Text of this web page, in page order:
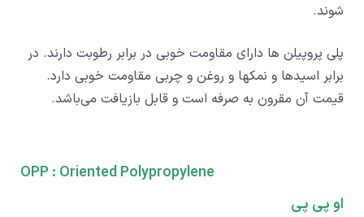
شوند.
پلی پروپیلن ها دارای مقاومت خوبی در برابر رطوبت دارند. در
برابر اسیدها و نمکها و روغن و چربی مقاومت خوبی دارد.
قیمت آن مقرون به صرفه است و قابل بازیافت می‌باشد.
OPP : Oriented Polypropylene
او پی پی